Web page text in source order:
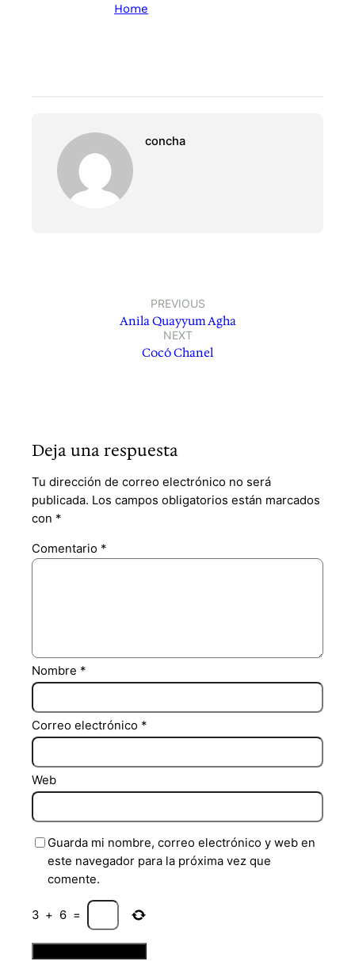
Home
concha
PREVIOUS
Anila Quayyum Agha
NEXT
Cocó Chanel
Deja una respuesta
Tu dirección de correo electrónico no será
publicada. Los campos obligatorios están marcados
con *
Comentario *
Nombre *
Correo electrónico *
Web
Guarda mi nombre, correo electrónico y web en
este navegador para la próxima vez que
comente.
3 + 6 =